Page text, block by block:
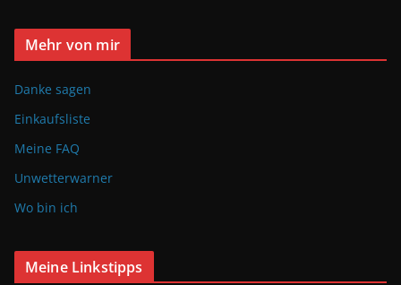
Mehr von mir
Danke sagen
Einkaufsliste
Meine FAQ
Unwetterwarner
Wo bin ich
Meine Linkstipps